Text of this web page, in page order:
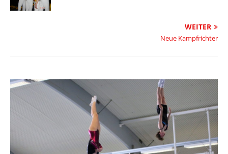
WEITER
Neue Kampfrichter